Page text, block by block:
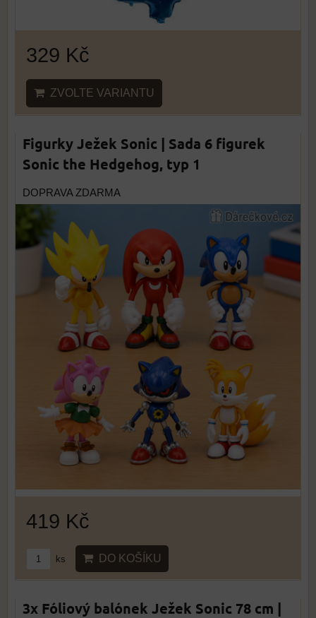
329 Kč
ZVOLTE VARIANTU
Figurky Ježek Sonic | Sada 6 figurek
Sonic the Hedgehog, typ 1
DOPRAVA ZDARMA
419 Kč
ks DO KOŠÍKU
3x Fóliový balónek Ježek Sonic 78 cm |